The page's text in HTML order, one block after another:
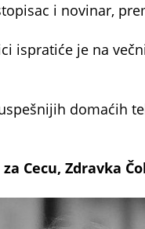
i novinar,
ispratiće je na
domaćih
Cecu, Zdravka